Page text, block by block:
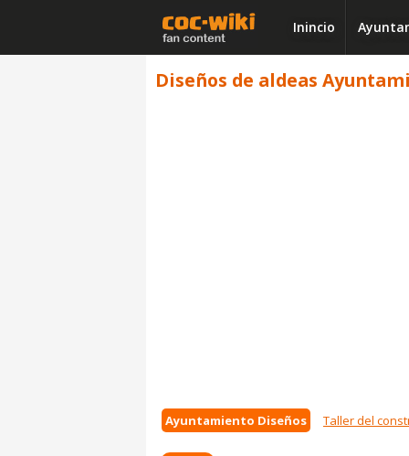
Inincio
Diseños de aldeas
Ayuntamiento Diseños Taller del